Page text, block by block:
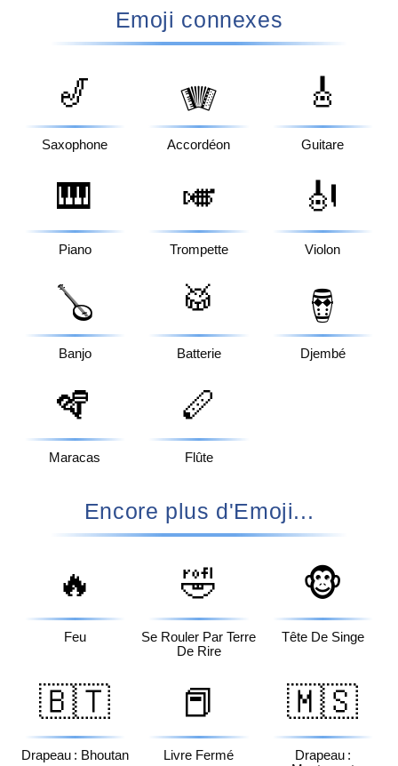
Emoji connexes
🎷
Saxophone
🪗
Accordéon
🎸
Guitare
🎹
Piano
🎺
Trompette
🎻
Violon
🪕
Banjo
🥁
Batterie
🪘
Djembé
🪇
Maracas
🪈
Flûte
Encore plus d'Emoji...
🔥
Feu
🤣
Se Rouler Par Terre
De Rire
🐵
Tête De Singe
🇧🇹
Drapeau : Bhoutan
📕
Livre Fermé
🇲🇸
Drapeau :